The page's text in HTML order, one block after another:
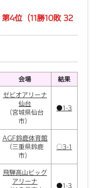
4位（11勝10敗 32
会場 結果
ゼビオアリーナ
仙台
（宮城県仙台
市）
●1-3
AGF鈴鹿体育館
（三重県鈴鹿
市）
○3-1
飛騨高山ビッグ
アリーナ
●1-3